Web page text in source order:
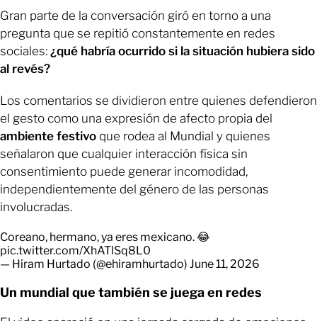
Gran parte de la conversación giró en torno a una
pregunta que se repitió constantemente en redes
sociales: ¿qué habría ocurrido si la situación hubiera sido
al revés?
Los comentarios se dividieron entre quienes defendieron
el gesto como una expresión de afecto propia del
ambiente festivo que rodea al Mundial y quienes
señalaron que cualquier interacción física sin
consentimiento puede generar incomodidad,
independientemente del género de las personas
involucradas.
Coreano, hermano, ya eres mexicano. 😂
pic.twitter.com/XhATlSq8L0
— Hiram Hurtado (@ehiramhurtado) June 11, 2026
Un mundial que también se juega en redes